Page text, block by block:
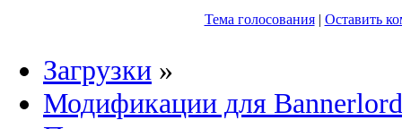
Тема голосования| Оставить
Загрузки »
Модификации для Bannerlord